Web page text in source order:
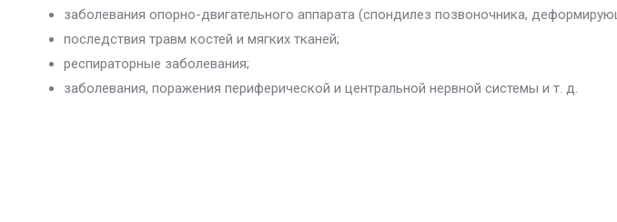
заболевания опорно-двигательного аппарата (спондилез позвоночника,
последствия травм костей и мягких тканей;
респираторные заболевания;
заболевания, поражения периферической и центральной нервной системы и т. д.